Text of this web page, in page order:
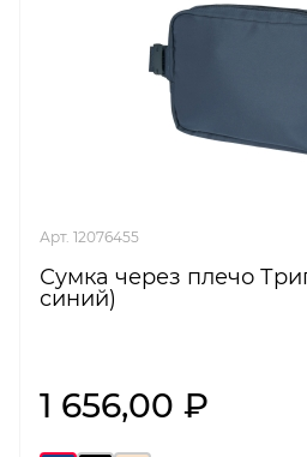
Арт. 12076455
Сумка через плечо
синий)
1 656,00 ₽